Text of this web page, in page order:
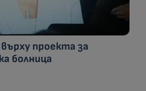
проекта за
болница